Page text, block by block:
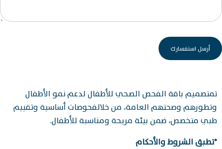
تمتصميم باقة الفحص الصحي للأطفال لدعم نمو الأطفال
وتطورهم وصحتهم العامة، من خلالفحوصات أساسية وتقييم
طبي متخصص، ضمن بيئة مريحة ومناسبة للأطفال.
*تطبق الشروط والأحكام